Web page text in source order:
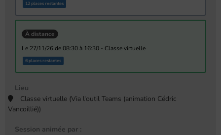
12 places restantes
À distance
le 27/11/26 de 08:30 à 16:30 - Classe virtuelle
6 places restantes
Lieu
Vancoillié))
Session animée par :